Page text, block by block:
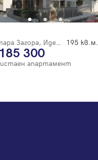
Стара Загора, Идеален център 195 кв.м.
185 300
апартамент